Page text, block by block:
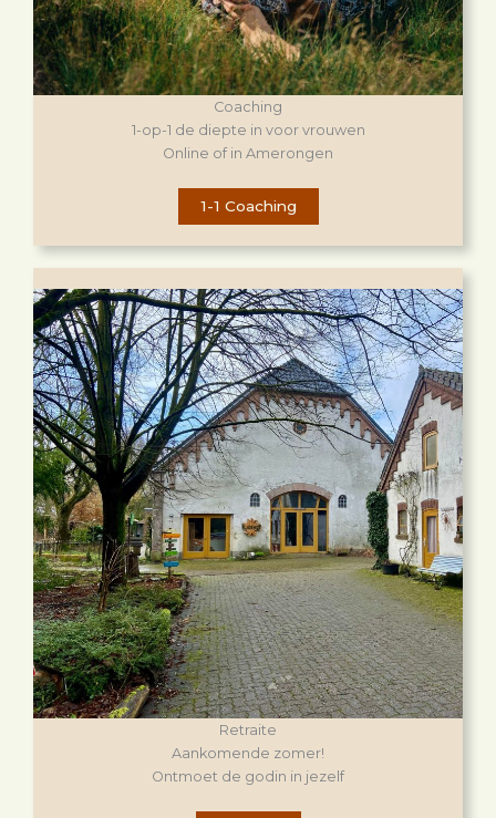
Coaching
1-op-1 de diepte in voor vrouwen
Online of in Amerongen
1-1 Coaching
Retraite
Aankomende zomer!
Ontmoet de godin in jezelf